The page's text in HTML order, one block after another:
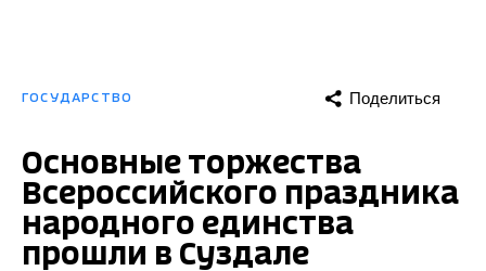
ГОСУДАРСТВО Поделиться
Основные торжества
Всероссийского праздника
народного единства
прошли в Суздале